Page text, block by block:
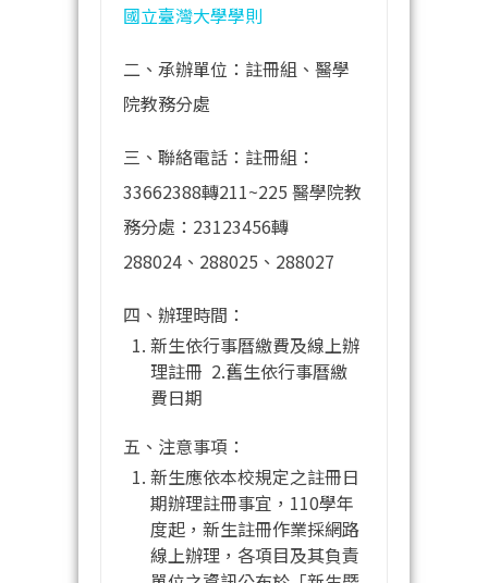
國立臺灣大學學則
二、承辦單位：註冊組、醫學
院教務分處
三、聯絡電話：註冊組：
33662388轉211~225 醫學院教
務分處：23123456轉
288024、288025、288027
四、辦理時間：
新生依行事曆繳費及線上辦
理註冊 2.舊生依行事曆繳
費日期
五、注意事項：
新生應依本校規定之註冊日
期辦理註冊事宜，110學年
度起，新生註冊作業採網路
線上辦理，各項目及其負責